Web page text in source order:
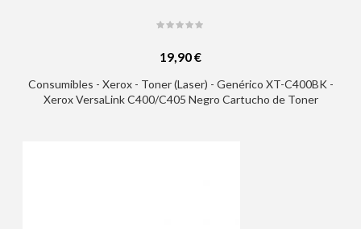
19,90 €
Consumibles - Xerox - Toner (Laser) - Genérico XT-C400BK -
Xerox VersaLink C400/C405 Negro Cartucho de Toner